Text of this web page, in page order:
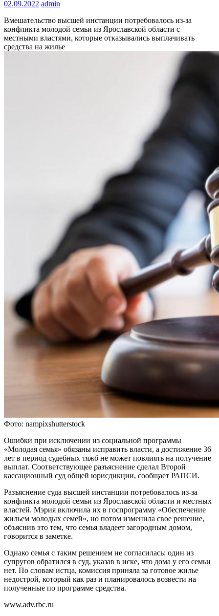
02.09.2022 admin
Вмешательство высшей инстанции потребовалось из-за
конфликта молодой семьи из Ярославской области с
местными властями, которые отказывались выплачивать
средства на жилье
Фото: nampixshutterstock
Ошибки при исключении из социальной программы
«Молодая семья» обязаны исправить власти, а достижение 36
лет в период судебных тяжб не может повлиять на получение
выплат. Соответствующее разъяснение сделал Второй
кассационный суд общей юрисдикции, cообщает РАПСИ.
Разъяснение суда высшей инстанции потребовалось из-за
конфликта молодой семьи из Ярославской области и местных
властей. Мэрия включила их в госпрограмму «Обеспечение
жильем молодых семей», но потом изменила свое решение,
объяснив это тем, что семья владеет загородным домом,
говорится в заметке.
Однако семья с таким решением не согласилась: один из
супругов обратился в суд, указав в иске, что дома у его семьи
нет. По словам истца, комиссия приняла за готовое жилье
недострой, который как раз и планировалось возвести на
полученные по программе средства.
www.adv.rbc.ru